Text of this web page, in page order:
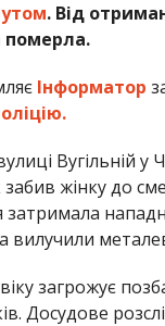
. Від
померла.
Інформатор
Вугільній у
забив жінку до
затримала
вилучили
загрожує
Досудове